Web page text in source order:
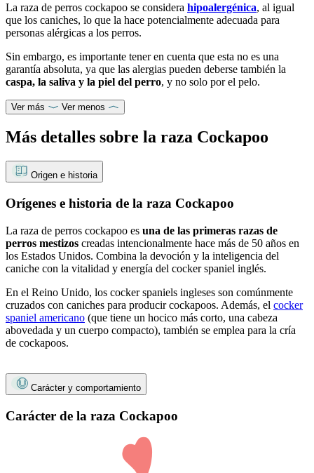
La raza de perros cockapoo se considera hipoalergénica, al igual
que los caniches, lo que la hace potencialmente adecuada para
personas alérgicas a los perros.
Sin embargo, es importante tener en cuenta que esta no es una
garantía absoluta, ya que las alergias pueden deberse también la
caspa, la saliva y la piel del perro, y no solo por el pelo.
Ver más Ver menos
Más detalles sobre la raza Cockapoo
Origen e historia
Orígenes e historia de la raza Cockapoo
La raza de perros cockapoo es una de las primeras razas de
perros mestizos creadas intencionalmente hace más de 50 años en
los Estados Unidos. Combina la devoción y la inteligencia del
caniche con la vitalidad y energía del cocker spaniel inglés.
En el Reino Unido, los cocker spaniels ingleses son comúnmente
cruzados con caniches para producir cockapoos. Además, el cocker
spaniel americano (que tiene un hocico más corto, una cabeza
abovedada y un cuerpo compacto), también se emplea para la cría
de cockapoos.
Carácter y comportamiento
Carácter de la raza Cockapoo